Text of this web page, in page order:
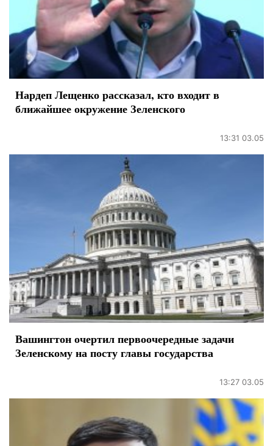
Нардеп Лещенко рассказал, кто входит в
ближайшее окружение Зеленского
13:31 03.05
Вашингтон очертил первоочередные задачи
Зеленскому на посту главы государства
13:27 03.05